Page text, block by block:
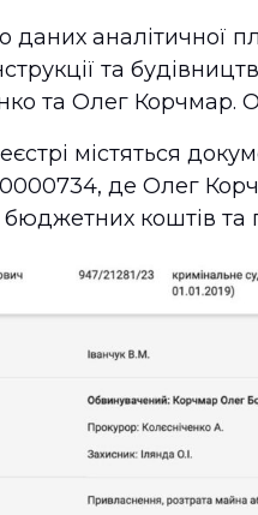
даних аналітичної
та
та Олег Корчмар.
містяться
де Олег
коштів та